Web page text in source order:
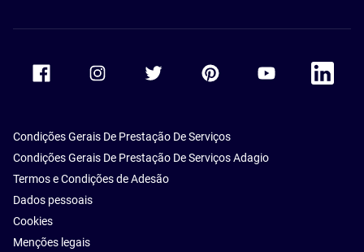
Accor Youtube
Accor
Condições Gerais De Prestação De Serviços
Condições Gerais De Prestação De Serviços Adagio
Termos e Condições de Adesão
Dados pessoais
Cookies
Menções legais